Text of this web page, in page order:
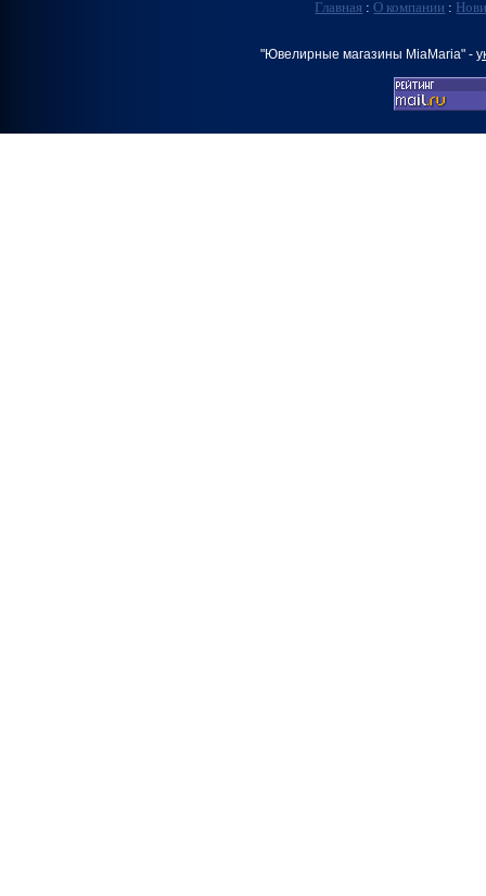
Главная :О компании :
"Ювелирные магазины MiaMaria" -